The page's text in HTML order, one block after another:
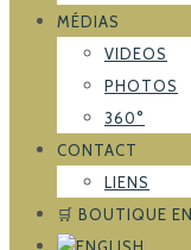
MÉDIAS
VIDEOS
PHOTOS
360°
CONTACT
LIENS
🛒 BOUTIQUE